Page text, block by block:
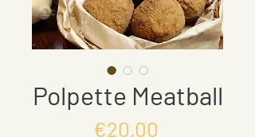
Polpette Meatball
€20.00